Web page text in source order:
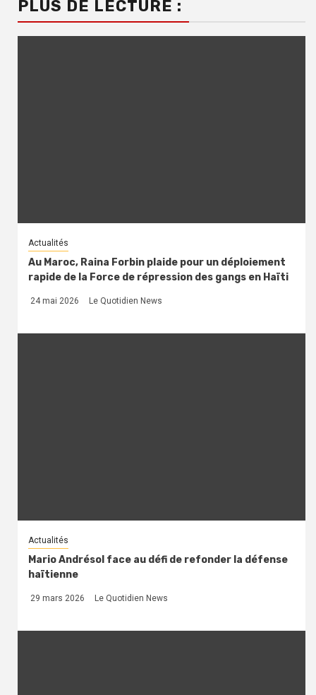
PLUS DE LECTURE :
Actualités
Au Maroc, Raina Forbin plaide pour un déploiement
rapide de la Force de répression des gangs en Haïti
24 mai 2026 Le Quotidien News
Actualités
Mario Andrésol face au défi de refonder la défense
haïtienne
29 mars 2026 Le Quotidien News